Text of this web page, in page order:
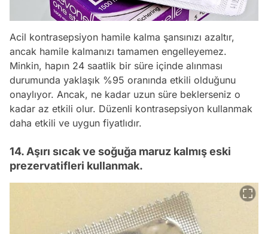
Acil kontrasepsiyon hamile kalma şansınızı azaltır,
ancak hamile kalmanızı tamamen engelleyemez.
Minkin, hapın 24 saatlik bir süre içinde alınması
durumunda yaklaşık %95 oranında etkili olduğunu
onaylıyor. Ancak, ne kadar uzun süre beklerseniz o
kadar az etkili olur. Düzenli kontrasepsiyon kullanmak
daha etkili ve uygun fiyatlıdır.
14. Aşırı sıcak ve soğuğa maruz kalmış eski
prezervatifleri kullanmak.